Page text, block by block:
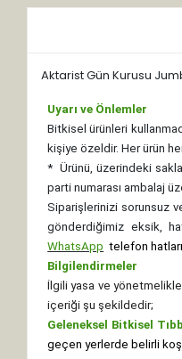
Aktarist Gün Kurusu
Uyarı ve Önlemler
Bitkisel ürünleri
kişiye özeldir. Her ürün
* Ürünü, üzerindeki
parti numarası ambalaj
Siparişlerinizi sorunsuz
gönderdiğimiz eksik,
WhatsApp telefon
Bilgilendirmeler
İlgili yasa ve
içeriği şu şekildedir;
Geleneksel Bitkisel
geçen yerlerde belirli